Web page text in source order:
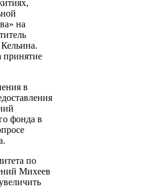
на
принятие
в
фонда в
по
Михеев